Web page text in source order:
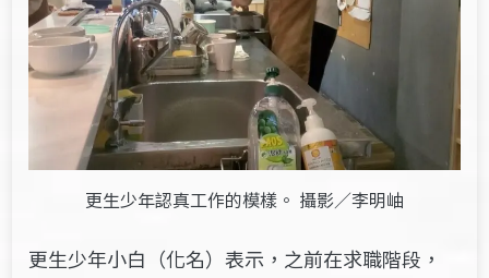
更生少年認真工作的模樣。 攝影／李明岫
更生少年小白（化名）表示，之前在求職階段，